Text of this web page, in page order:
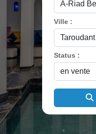
Ville :
Status :